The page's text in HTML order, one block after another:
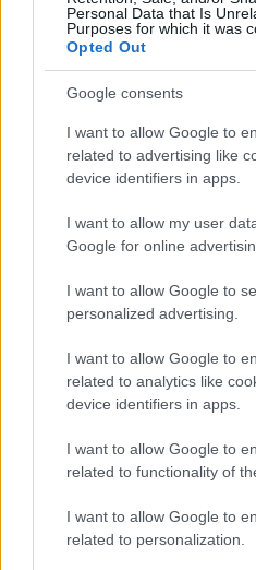
Personal Data that Is
Purposes for which it was
Opted Out
Google consents
I want to allow Google to
related to advertising like
device identifiers in apps.
I want to allow my user
Google for online
I want to allow Google to
personalized advertising.
I want to allow Google to
related to analytics like
device identifiers in apps.
I want to allow Google to
related to functionality of
I want to allow Google to
related to personalization.
Continua a leggere